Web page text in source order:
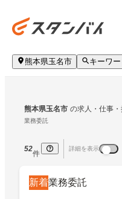
熊本県玉名市 キーワー
熊本県玉名市 の求人・仕事・
業務委託
52
件
詳細を表示
新着業務委託